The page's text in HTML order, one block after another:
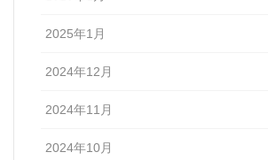
2025年1月
2024年12月
2024年11月
2024年10月